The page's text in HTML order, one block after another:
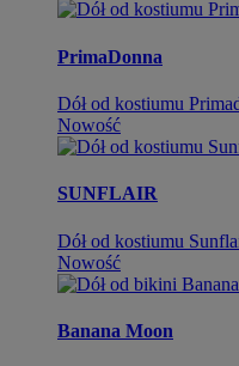
PrimaDonna
Dół od kostiumu
Nowość
SUNFLAIR
Dół od kostiumu
Nowość
Banana Moon